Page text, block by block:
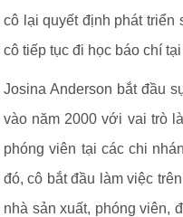
cô lại quyết định phát triển
cô tiếp tục đi học báo chí
Josina Anderson bắt đầu
vào năm 2000 với vai trò
phóng viên tại các chi
đó, cô bắt đầu làm việc
nhà sản xuất, phóng viên,